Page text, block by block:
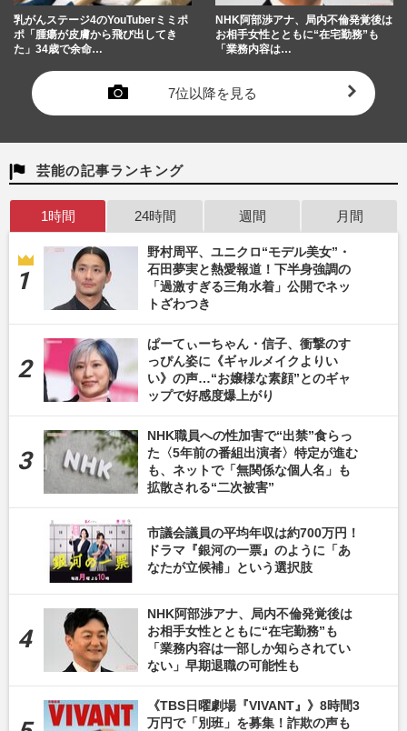
乳がんステージ4のYouTuberミミポ
ポ「腫瘍が皮膚から飛び出してき
た」34歳で余命…
NHK阿部渉アナ、局内不倫発覚後は
お相手女性とともに“在宅勤務”も
「業務内容は…
7位以降を見る
芸能の記事ランキング
1時間 24時間 週間 月間
野村周平、ユニクロ“モデル美女”・
石田夢実と熱愛報道！下半身強調の
「過激すぎる三角水着」公開でネッ
トざわつき
ぱーてぃーちゃん・信子、衝撃のす
っぴん姿に《ギャルメイクよりい
い》の声…“お嬢様な素顔”とのギャ
ップで好感度爆上がり
NHK職員への性加害で“出禁”食らっ
た〈5年前の番組出演者〉特定が進む
も、ネットで「無関係な個人名」も
拡散される“二次被害”
市議会議員の平均年収は約700万円！
ドラマ『銀河の一票』のように「あ
なたが立候補」という選択肢
NHK阿部渉アナ、局内不倫発覚後は
お相手女性とともに“在宅勤務”も
「業務内容は一部しか知らされてい
ない」早期退職の可能性も
《TBS日曜劇場『VIVANT』》8時間3
万円で「別班」を募集！詐欺の声も